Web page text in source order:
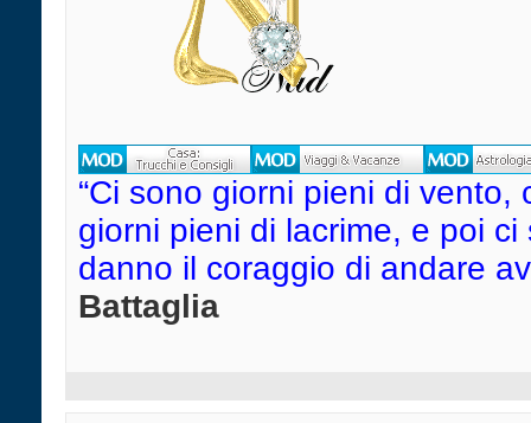
“Ci sono giorni pieni di
giorni pieni di lacrime, e poi
danno il coraggio di andare
Battaglia